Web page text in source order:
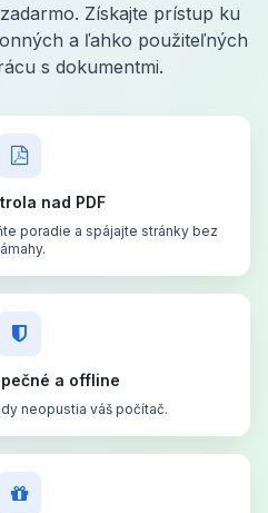
Získajte prístup ku
a ľahko použiteľných
s dokumentmi.
nad PDF
poradie a spájajte stránky bez
a offline
neopustia váš počítač.